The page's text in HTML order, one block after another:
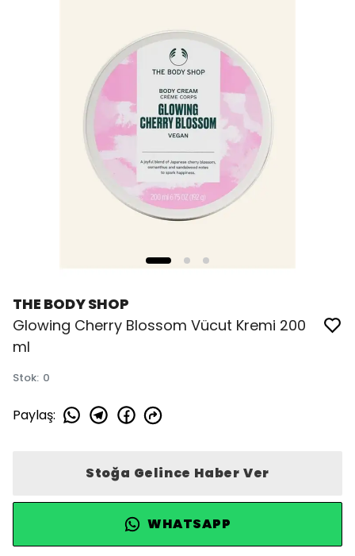
THE BODY SHOP
Glowing Cherry Blossom Vücut Kremi 200
ml
Stok: 0
Paylaş:
Stoğa Gelince Haber Ver
WHATSAPP